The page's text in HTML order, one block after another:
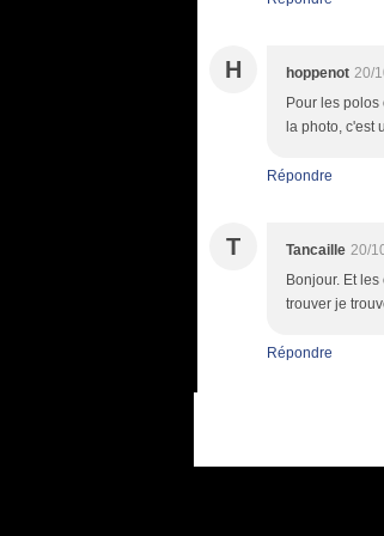
H hoppenot 20/
Pour les
la photo, c'est
Répondre
T Tancaille 20/
Bonjour. Et
trouver je
Répondre